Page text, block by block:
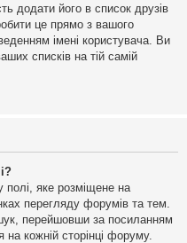
додати його в список друзів
це прямо з вашого
імені користувача. Ви
списків на тій самій
полі, яке розміщене на
перегляду форумів та тем.
перейшовши за посиланням
кожній сторінці форуму.